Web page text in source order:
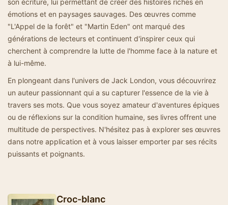
son écriture, lui permettant de créer des histoires riches en
émotions et en paysages sauvages. Des œuvres comme
"L'Appel de la forêt" et "Martin Eden" ont marqué des
générations de lecteurs et continuent d'inspirer ceux qui
cherchent à comprendre la lutte de l'homme face à la nature et
à lui-même.
En plongeant dans l'univers de Jack London, vous découvrirez
un auteur passionnant qui a su capturer l'essence de la vie à
travers ses mots. Que vous soyez amateur d'aventures épiques
ou de réflexions sur la condition humaine, ses livres offrent une
multitude de perspectives. N'hésitez pas à explorer ses œuvres
dans notre application et à vous laisser emporter par ses récits
puissants et poignants.
Croc-blanc